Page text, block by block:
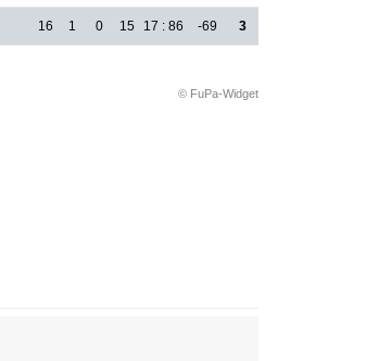
16 1 0 15 17 : 86 -69 3
© FuPa-Widget